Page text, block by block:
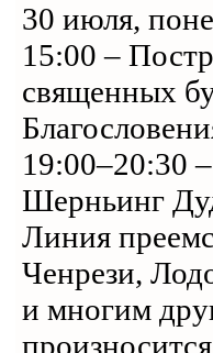
30 июля,
15:00 –
священных
19:00–20:30
Шерньинг
Линия
Ченрези,
и многим